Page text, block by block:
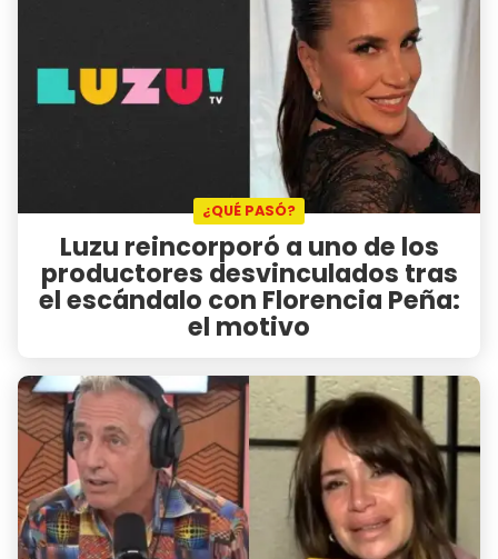
¿QUÉ PASÓ?
Luzu reincorporó a uno de los
productores desvinculados tras
el escándalo con Florencia Peña:
el motivo